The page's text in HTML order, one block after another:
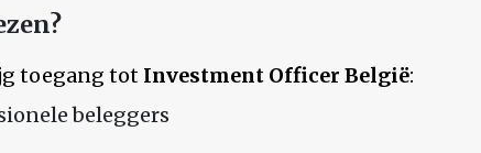
toegang tot Investment Officer België:
beleggers